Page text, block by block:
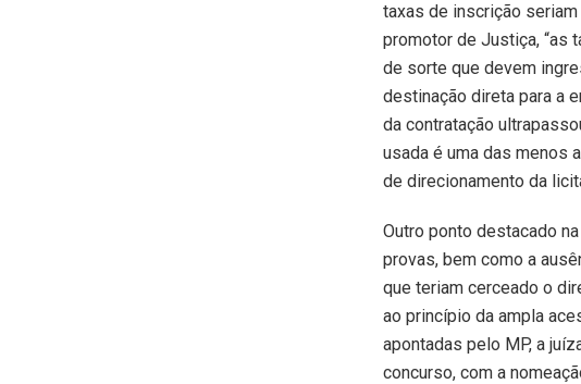
taxas de inscrição
promotor de Justiça, “as
de sorte que devem
destinação direta para a
da contratação
usada é uma das menos
de direcionamento da
Outro ponto destacado
provas, bem como a
que teriam cerceado o
ao princípio da ampla
apontadas pelo MP, a
concurso, com a